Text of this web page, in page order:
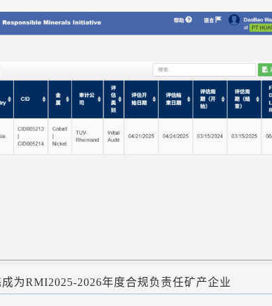
为RMI2025-2026年度合规负责任矿产企业